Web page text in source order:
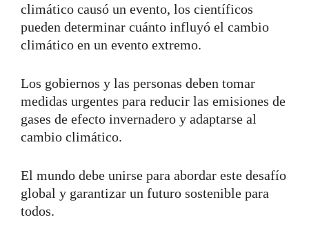
climático causó un evento, los científicos
pueden determinar cuánto influyó el cambio
climático en un evento extremo.
Los gobiernos y las personas deben tomar
medidas urgentes para reducir las emisiones de
gases de efecto invernadero y adaptarse al
cambio climático.
El mundo debe unirse para abordar este desafío
global y garantizar un futuro sostenible para
todos.